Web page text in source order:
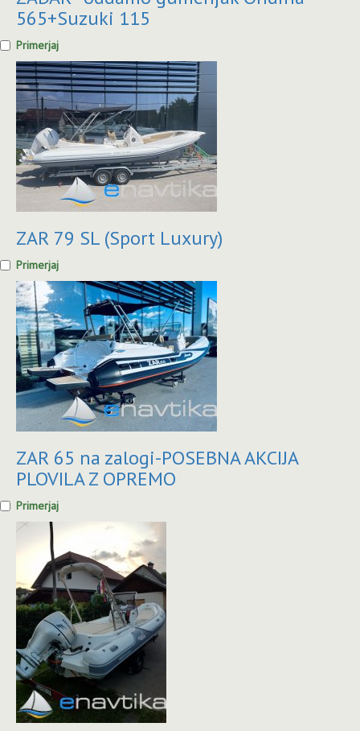
565+Suzuki 115
Primerjaj
ZAR 79 SL (Sport Luxury)
Primerjaj
ZAR 65 na zalogi-POSEBNA AKCIJA
PLOVILA Z OPREMO
Primerjaj